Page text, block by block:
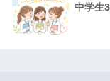
中学生